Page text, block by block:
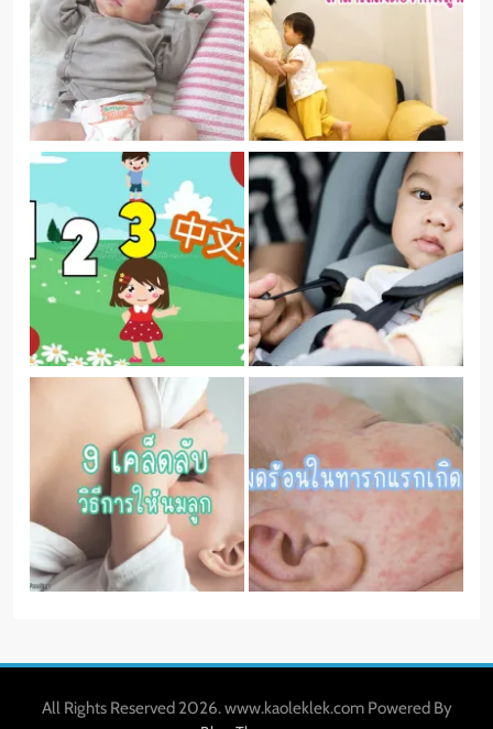
All Rights Reserved 2026. www.kaoleklek.com Powered By